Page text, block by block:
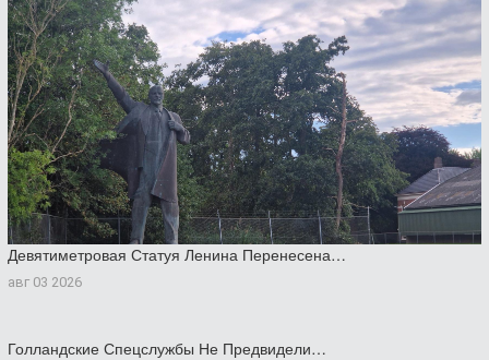
Девятиметровая Статуя Ленина Перенесена…
авг 03 2026
Голландские Спецслужбы Не Предвидели…